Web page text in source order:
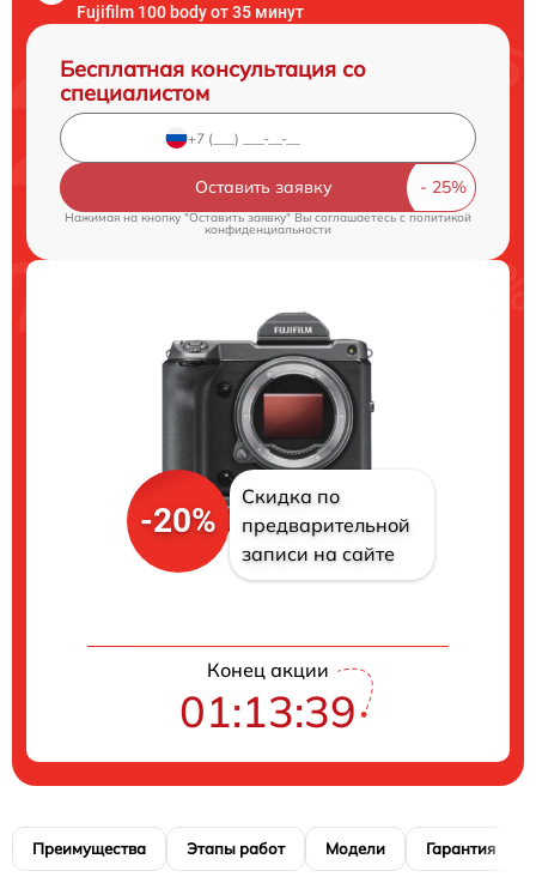
Fujifilm 100 body от 35 минут
Бесплатная консультация со
специалистом
Оставить заявку
Нажимая на кнопку "Оставить заявку" Вы соглашаетесь c политикой
конфиденциальности
-20%
Скидка по
предварительной
записи на сайте
Конец акции
01:13:38
Преимущества Этапы работ Модели Гарантия